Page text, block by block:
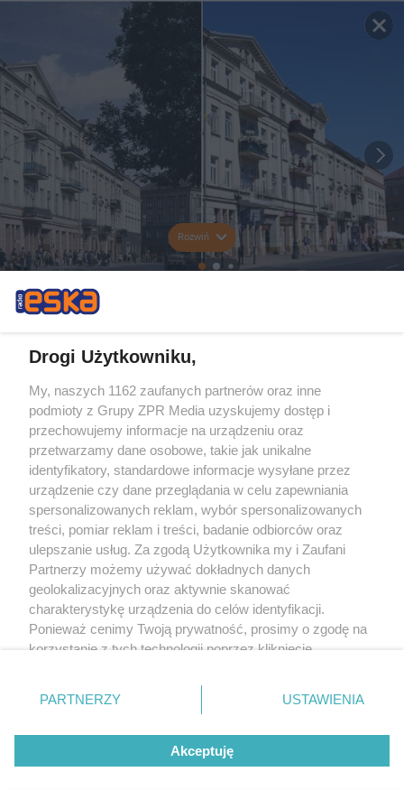
Rozwiń
Drogi Użytkowniku,
My, naszych 1162 zaufanych partnerów oraz inne
podmioty z Grupy ZPR Media uzyskujemy dostęp i
przechowujemy informacje na urządzeniu oraz
przetwarzamy dane osobowe, takie jak unikalne
identyfikatory, standardowe informacje wysyłane przez
urządzenie czy dane przeglądania w celu zapewniania
spersonalizowanych reklam, wybór spersonalizowanych
treści, pomiar reklam i treści, badanie odbiorców oraz
ulepszanie usług. Za zgodą Użytkownika my i Zaufani
Partnerzy możemy używać dokładnych danych
geolokalizacyjnych oraz aktywnie skanować
charakterystykę urządzenia do celów identyfikacji.
Ponieważ cenimy Twoją prywatność, prosimy o zgodę na
korzystanie z tych technologii poprzez kliknięcie
zmienić/wycofać klikając przycisk ustawień prywatności
znajdujący się w lewym dolnym rogu strony
rodzaje przetwarzania danych nie wymagają zgody
użytkownika, ale masz prawo sprzeciwić się takiemu
przetwarzaniu. Preferencje będą miały zastosowanie tylko
PARTNERZY USTAWIENIA
Akceptuję